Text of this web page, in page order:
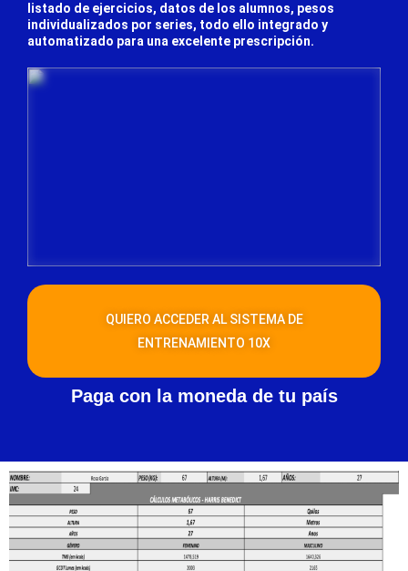
listado de ejercicios, datos de los alumnos, pesos
individualizados por series, todo ello integrado y
automatizado para una excelente prescripción.
QUIERO ACCEDER AL SISTEMA DE
ENTRENAMIENTO 10X
Paga con la moneda de tu país